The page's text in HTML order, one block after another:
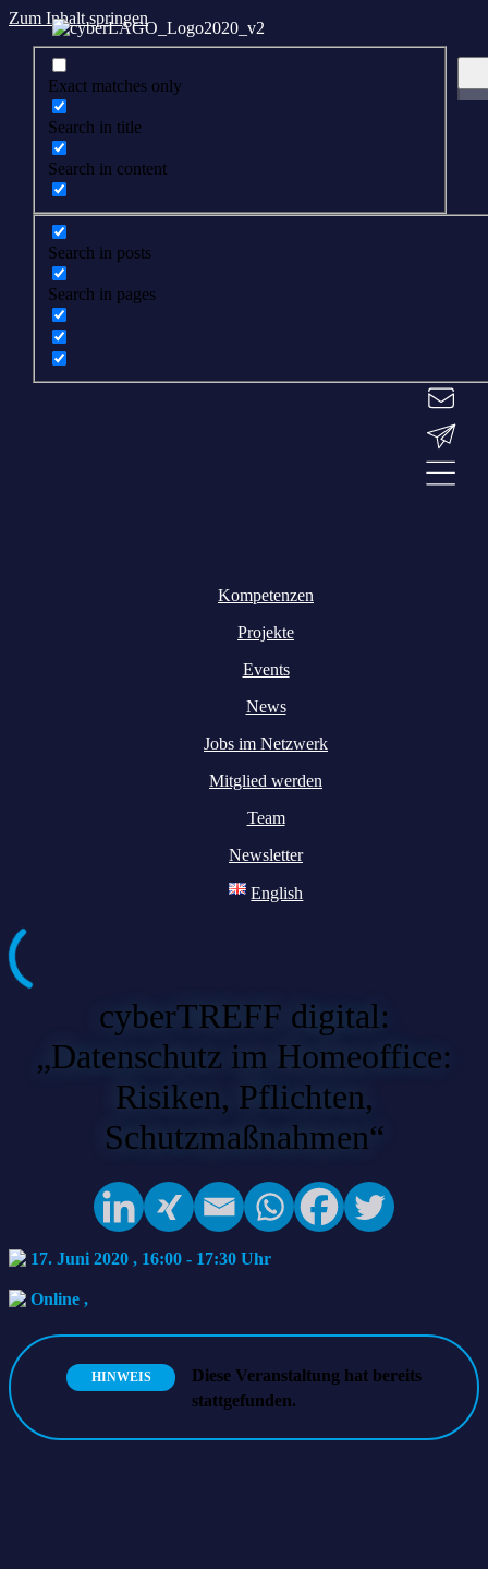
Zum Inhalt springen
Exact matches only
Search in title
Search in content
Search in posts
Search in pages
Kompetenzen
Projekte
Events
News
Jobs im Netzwerk
Mitglied werden
Team
Newsletter
English
cyberTREFF digital:
„Datenschutz im Homeoffice:
Risiken, Pflichten,
Schutzmaßnahmen“
17. Juni 2020 , 16:00 - 17:30
Online ,
HINWEIS
Diese Veranstaltung hat bereits
stattgefunden.